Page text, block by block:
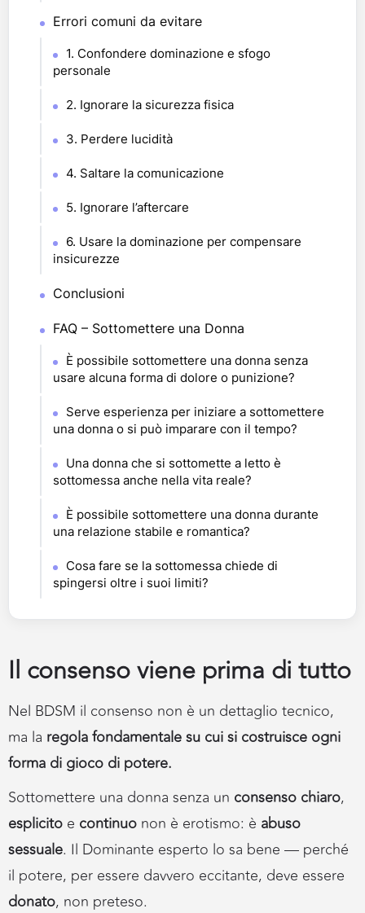
Errori comuni da evitare
1. Confondere dominazione e sfogo
personale
2. Ignorare la sicurezza fisica
3. Perdere lucidità
4. Saltare la comunicazione
5. Ignorare l’aftercare
6. Usare la dominazione per compensare
insicurezze
Conclusioni
FAQ – Sottomettere una Donna
È possibile sottomettere una donna senza
usare alcuna forma di dolore o punizione?
Serve esperienza per iniziare a sottomettere
una donna o si può imparare con il tempo?
Una donna che si sottomette a letto è
sottomessa anche nella vita reale?
È possibile sottomettere una donna durante
una relazione stabile e romantica?
Cosa fare se la sottomessa chiede di
spingersi oltre i suoi limiti?
Il consenso viene prima di tutto
Nel BDSM il consenso non è un dettaglio tecnico,
ma la regola fondamentale su cui si costruisce ogni
forma di gioco di potere.
Sottomettere una donna senza un consenso chiaro,
esplicito e continuo non è erotismo: è abuso
sessuale. Il Dominante esperto lo sa bene — perché
il potere, per essere davvero eccitante, deve essere
donato, non preteso.